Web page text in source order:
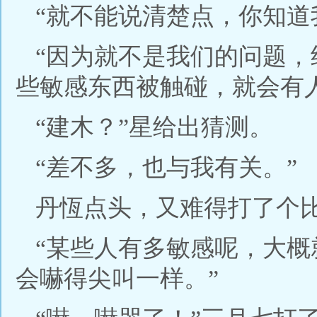
“就不能说清楚点，你知
“因为就不是我们的问题
些敏感东西被触碰，就会有
“建木？”星给出猜测。
“差不多，也与我有关。”
丹恆点头，又难得打了个
“某些人有多敏感呢，大
会嚇得尖叫一样。”